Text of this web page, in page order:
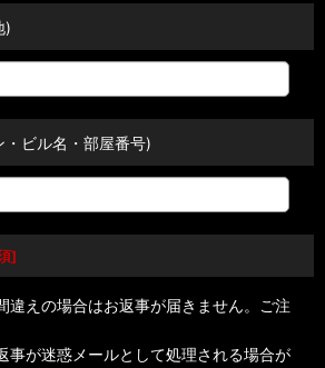
)
・ビル名・部屋番号)
]
違えの場合はお返事が届きません。ご注
事が迷惑メールとして処理される場合が